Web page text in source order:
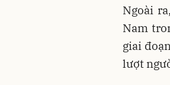
Ngoài
Nam
giai
lượt